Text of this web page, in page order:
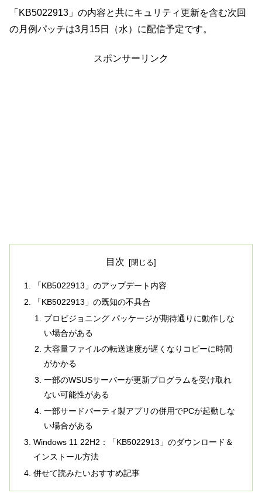
「KB5022913」の内容と共にキュリティ更新を含む次回
の月例パッチは3月15日（水）に配信予定です。
スポンサーリンク
目次
「KB5022913」のアップデート内容
「KB5022913」の既知の不具合
プロビジョニング パッケージが期待通りに動作しな
い場合がある
大容量ファイルの転送速度が遅くなりコピーに時間
がかかる
一部のWSUSサーバーが更新プログラムを受け取れ
ない可能性がある
一部サードパーティ製アプリの併用でPCが起動しな
い場合がある
Windows 11 22H2：「KB5022913」のダウンロード＆
インストール方法
併せて読みたいおすすめ記事